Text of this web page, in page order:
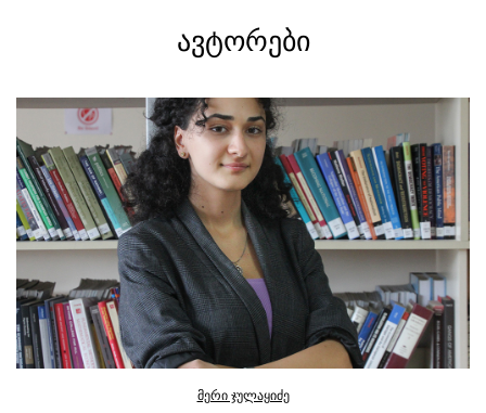
ᲐᲕᲢᲝᲠᲔᲑᲘ
მერი ჯულაყიძე